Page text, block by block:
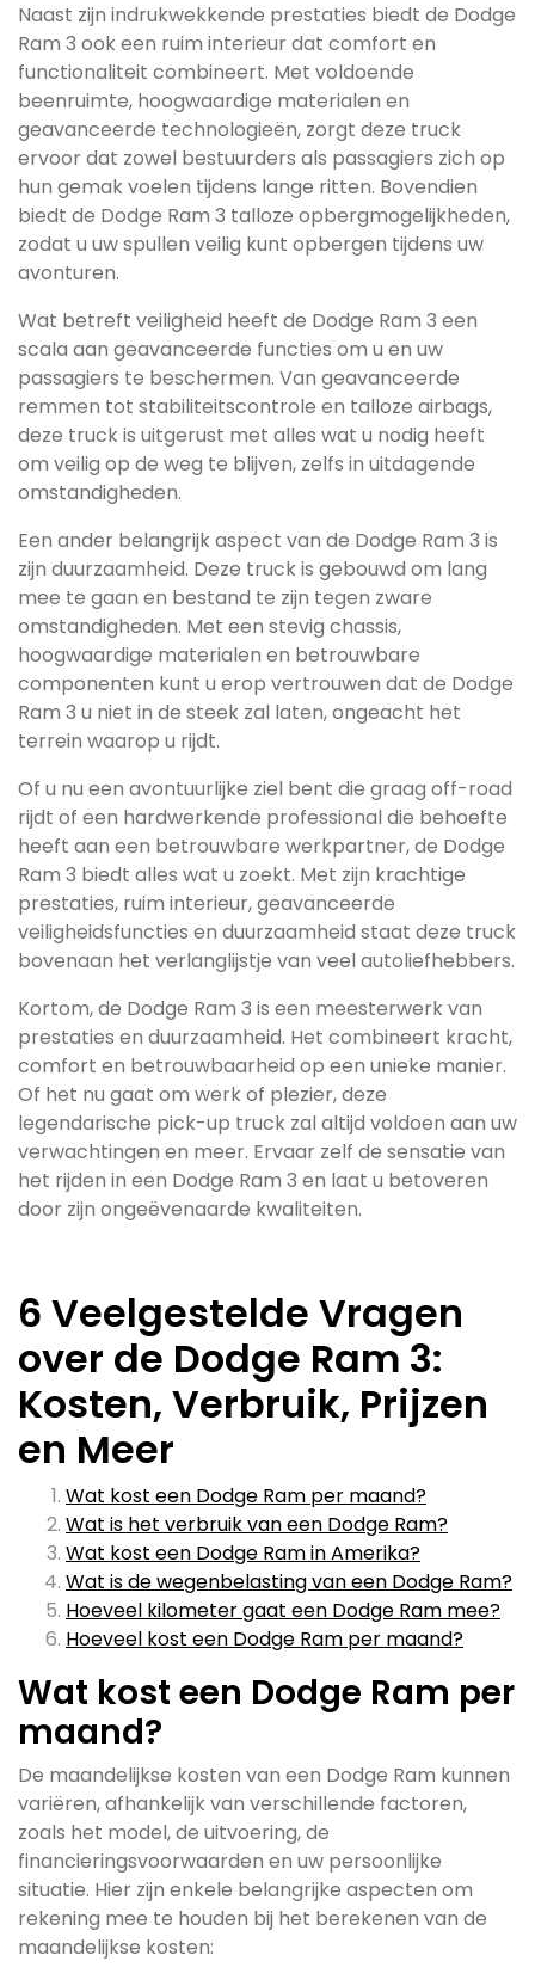
Naast zijn indrukwekkende prestaties biedt de Dodge
Ram 3 ook een ruim interieur dat comfort en
functionaliteit combineert. Met voldoende
beenruimte, hoogwaardige materialen en
geavanceerde technologieën, zorgt deze truck
ervoor dat zowel bestuurders als passagiers zich op
hun gemak voelen tijdens lange ritten. Bovendien
biedt de Dodge Ram 3 talloze opbergmogelijkheden,
zodat u uw spullen veilig kunt opbergen tijdens uw
avonturen.
Wat betreft veiligheid heeft de Dodge Ram 3 een
scala aan geavanceerde functies om u en uw
passagiers te beschermen. Van geavanceerde
remmen tot stabiliteitscontrole en talloze airbags,
deze truck is uitgerust met alles wat u nodig heeft
om veilig op de weg te blijven, zelfs in uitdagende
omstandigheden.
Een ander belangrijk aspect van de Dodge Ram 3 is
zijn duurzaamheid. Deze truck is gebouwd om lang
mee te gaan en bestand te zijn tegen zware
omstandigheden. Met een stevig chassis,
hoogwaardige materialen en betrouwbare
componenten kunt u erop vertrouwen dat de Dodge
Ram 3 u niet in de steek zal laten, ongeacht het
terrein waarop u rijdt.
Of u nu een avontuurlijke ziel bent die graag off-road
rijdt of een hardwerkende professional die behoefte
heeft aan een betrouwbare werkpartner, de Dodge
Ram 3 biedt alles wat u zoekt. Met zijn krachtige
prestaties, ruim interieur, geavanceerde
veiligheidsfuncties en duurzaamheid staat deze truck
bovenaan het verlanglijstje van veel autoliefhebbers.
Kortom, de Dodge Ram 3 is een meesterwerk van
prestaties en duurzaamheid. Het combineert kracht,
comfort en betrouwbaarheid op een unieke manier.
Of het nu gaat om werk of plezier, deze
legendarische pick-up truck zal altijd voldoen aan uw
verwachtingen en meer. Ervaar zelf de sensatie van
het rijden in een Dodge Ram 3 en laat u betoveren
door zijn ongeëvenaarde kwaliteiten.
6 Veelgestelde Vragen
over de Dodge Ram 3:
Kosten, Verbruik, Prijzen
en Meer
Wat kost een Dodge Ram per maand?
Wat is het verbruik van een Dodge Ram?
Wat kost een Dodge Ram in Amerika?
Wat is de wegenbelasting van een Dodge Ram?
Hoeveel kilometer gaat een Dodge Ram mee?
Hoeveel kost een Dodge Ram per maand?
Wat kost een Dodge Ram per
maand?
De maandelijkse kosten van een Dodge Ram kunnen
variëren, afhankelijk van verschillende factoren,
zoals het model, de uitvoering, de
financieringsvoorwaarden en uw persoonlijke
situatie. Hier zijn enkele belangrijke aspecten om
rekening mee te houden bij het berekenen van de
maandelijkse kosten: